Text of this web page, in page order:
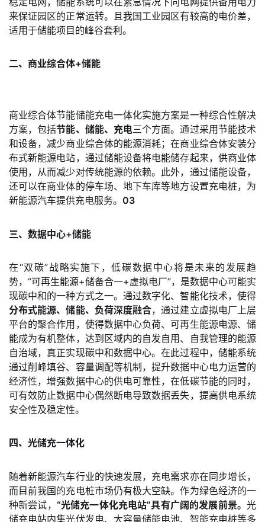
来保证园区的正常运转。且我国工业园区有较高的电价差，
适用于储能项目的峰谷套利。
二、商业综合体+储能
商业综合体节能储能充电一体化实施方案是一种综合性解决
方案，包括节能、储能、充电三个方面。通过采用节能技术
和设备，减少商业综合体的能源消耗；在商业综合体安装分
布式新能源电站，通过储能设备将电能储存起来，供商业体
使用，从而减少对传统能源的依赖。此外，通过储能设备，
还可以在商业体的停车场、地下车库等地方设置充电桩，为
新能源汽车提供充电服务。 03
三、数据中心+储能
在“双碳”战略实施下，低碳数据中心将是未来的发展趋
势，“可再生能源+储备合一+虚拟电厂”，是数据中心可能实
现碳中和的一种方式之一。通过数字化、智能化技术，使得
分布式能源、储能、负荷深度融合，通过建立虚拟电厂上层
平台的聚合作用，使得数据中心负荷、可再生能源电源、储
能成为有机整体，达到区域内的自发自用、自我管理的能源
自治域，真正实现碳中和数据中心。在此过程中，储能系统
通过削峰填谷、容量调配等机制，提升数据中心电力运营的
经济性，增强数据中心的供电可靠性，在低碳节能的同时，
可有效防止数据中心偶然断电导致数据丢失，提高供电系统
安全性及稳定性。
四、光储充一体化
随着新能源汽车行业的快速发展，充电需求亦在同步增长，
而目前我国的充电桩市场仍有极大空缺。作为绿色经济的一
种新尝试， “光储充一体化充电站”具有广阔的发展前景。光
储充电站内集光伏发电、大容量储能电池、智能充电桩等多